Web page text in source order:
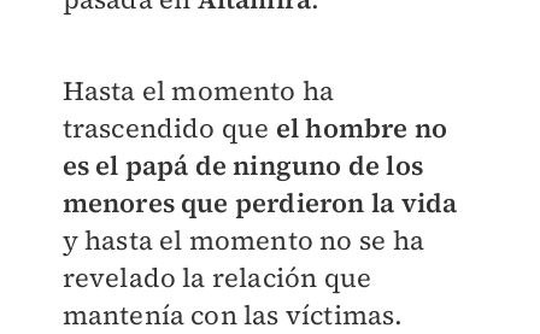
Hasta el momento ha
trascendido que el hombre no
es el papá de ninguno de los
menores que perdieron la vida
y hasta el momento no se ha
revelado la relación que
mantenía con las víctimas.